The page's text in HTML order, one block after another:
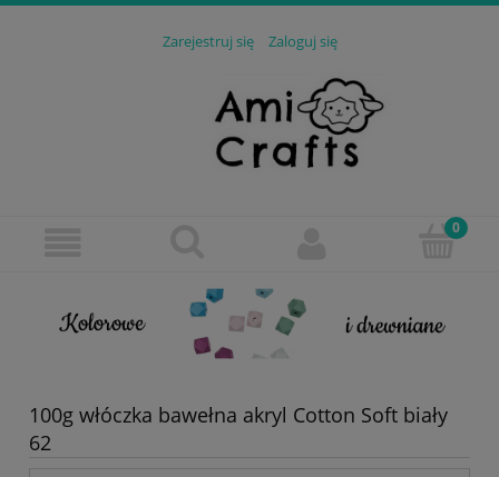
Zarejestruj się Zaloguj się
100g włóczka bawełna akryl Cotton Soft biały
62